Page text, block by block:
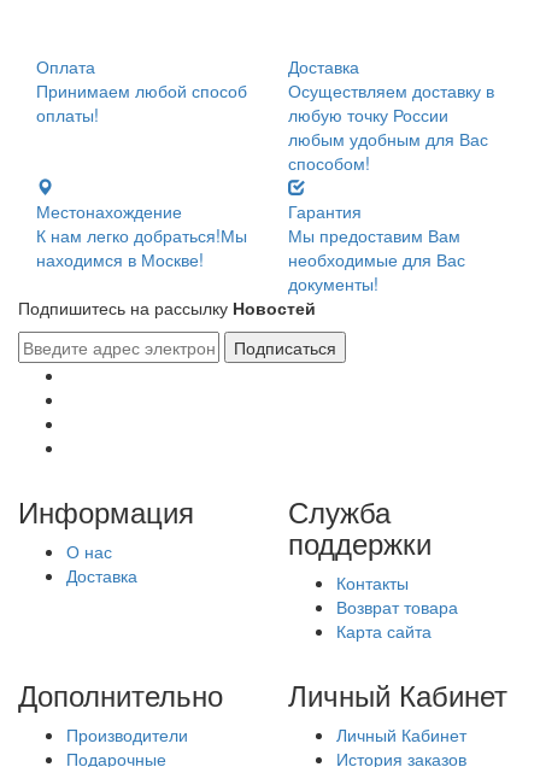
Оплата
Принимаем любой способ
оплаты!
Доставка
Осуществляем доставку в
любую точку России
любым удобным для Вас
способом!
Местонахождение
К нам легко добраться!Мы
находимся в Москве!
Гарантия
Мы предоставим Вам
необходимые для Вас
документы!
Подпишитесь на рассылку Новостей
Подписаться
Информация
О нас
Доставка
Служба
поддержки
Контакты
Возврат товара
Карта сайта
Дополнительно
Производители
Подарочные
Личный Кабинет
Личный Кабинет
История заказов